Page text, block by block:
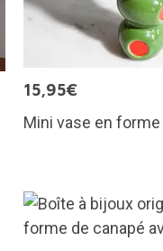
15,95€
Mini vase en